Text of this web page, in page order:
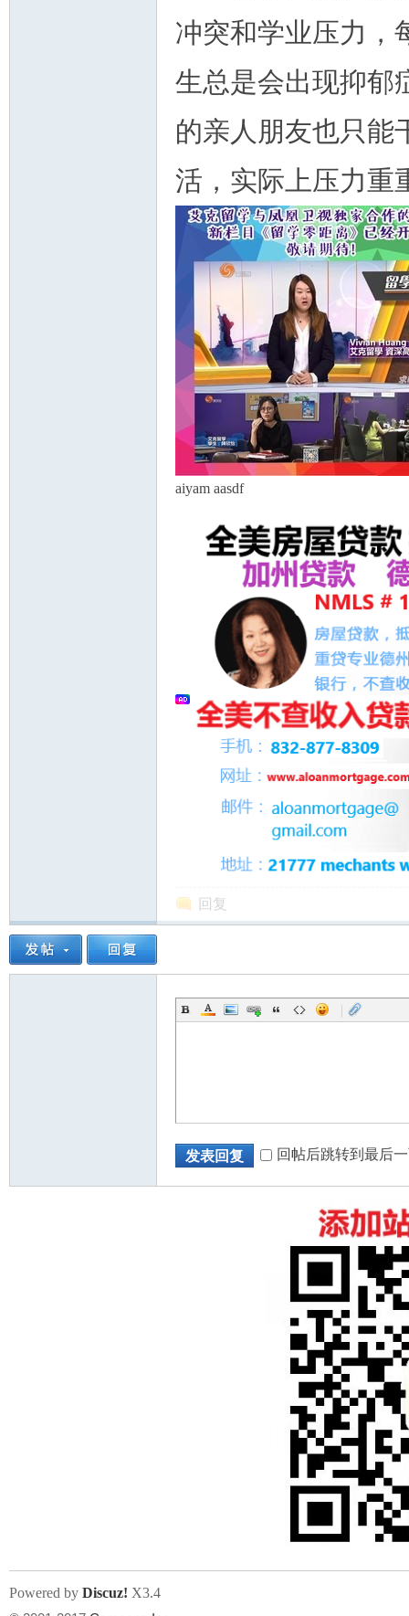
冲突和学业压力，
生总是会出现抑郁
的亲人朋友也只能
活，实际上压力重
aiyam aasdf
回复
|
发表回复 回帖后跳转到最后
Powered by Discuz! X3.4